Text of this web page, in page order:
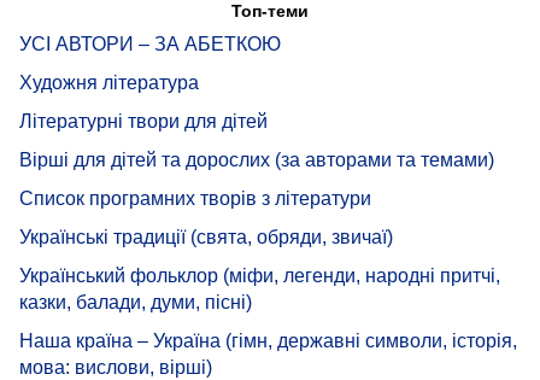
Топ-теми
УСІ АВТОРИ – ЗА АБЕТКОЮ
Художня література
Літературні твори для дітей
Вірші для дітей та дорослих (за авторами та темами)
Список програмних творів з літератури
Українські традиції (свята, обряди, звичаї)
Український фольклор (міфи, легенди, народні притчі,
казки, балади, думи, пісні)
Наша країна – Україна (гімн, державні символи, історія,
мова: вислови, вірші)